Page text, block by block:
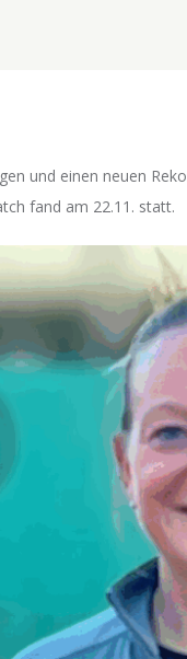
und einen neuen
fand am 22.11. statt.